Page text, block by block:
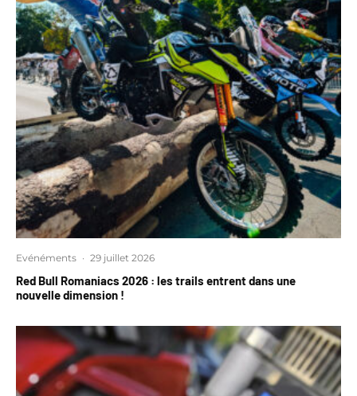
Evénéments · 29 juillet 2026
Red Bull Romaniacs 2026 : les trails entrent dans une
nouvelle dimension !